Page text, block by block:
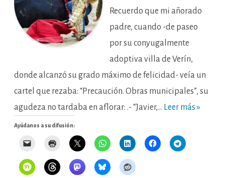
Recuerdo que mi añorado
padre, cuando -de paseo
por su conyugalmente
adoptiva villa de Verín,
donde alcanzó su grado máximo de felicidad- veía un
cartel que rezaba: “Precaución. Obras municipales”, su
agudeza no tardaba en aflorar: .- “Javier,… Leer más »
Ayúdanos a su difusión: